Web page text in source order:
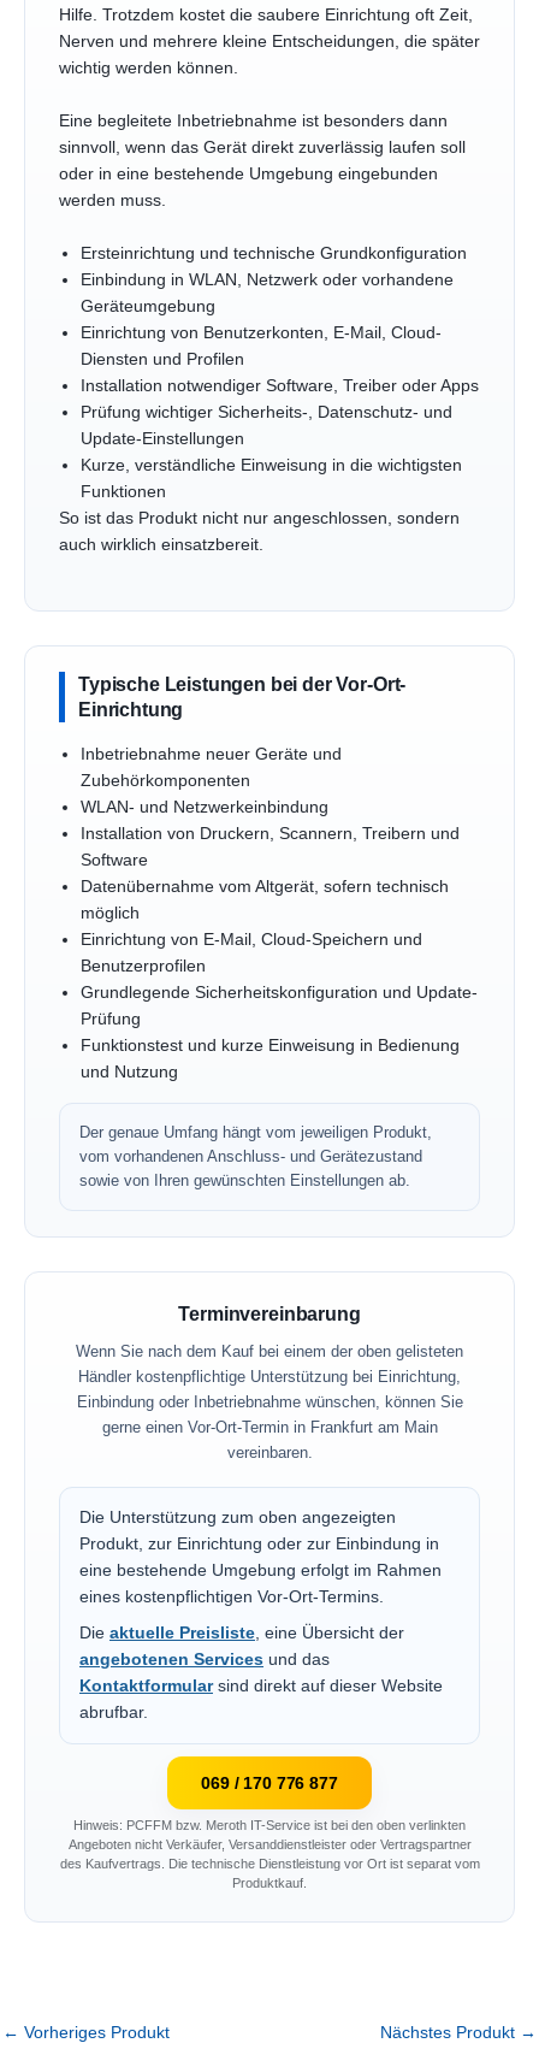
Hilfe. Trotzdem kostet die saubere Einrichtung oft Zeit,
Nerven und mehrere kleine Entscheidungen, die später
wichtig werden können.
Eine begleitete Inbetriebnahme ist besonders dann
sinnvoll, wenn das Gerät direkt zuverlässig laufen soll
oder in eine bestehende Umgebung eingebunden
werden muss.
Ersteinrichtung und technische Grundkonfiguration
Einbindung in WLAN, Netzwerk oder vorhandene
Geräteumgebung
Einrichtung von Benutzerkonten, E-Mail, Cloud-
Diensten und Profilen
Installation notwendiger Software, Treiber oder Apps
Prüfung wichtiger Sicherheits-, Datenschutz- und
Update-Einstellungen
Kurze, verständliche Einweisung in die wichtigsten
Funktionen
So ist das Produkt nicht nur angeschlossen, sondern
auch wirklich einsatzbereit.
Typische Leistungen bei der Vor-Ort-
Einrichtung
Inbetriebnahme neuer Geräte und
Zubehörkomponenten
WLAN- und Netzwerkeinbindung
Installation von Druckern, Scannern, Treibern und
Software
Datenübernahme vom Altgerät, sofern technisch
möglich
Einrichtung von E-Mail, Cloud-Speichern und
Benutzerprofilen
Grundlegende Sicherheitskonfiguration und Update-
Prüfung
Funktionstest und kurze Einweisung in Bedienung
und Nutzung
Der genaue Umfang hängt vom jeweiligen Produkt,
vom vorhandenen Anschluss- und Gerätezustand
sowie von Ihren gewünschten Einstellungen ab.
Terminvereinbarung
Wenn Sie nach dem Kauf bei einem der oben gelisteten
Händler kostenpflichtige Unterstützung bei Einrichtung,
Einbindung oder Inbetriebnahme wünschen, können Sie
gerne einen Vor-Ort-Termin in Frankfurt am Main
vereinbaren.
Die Unterstützung zum oben angezeigten
Produkt, zur Einrichtung oder zur Einbindung in
eine bestehende Umgebung erfolgt im Rahmen
eines kostenpflichtigen Vor-Ort-Termins.
Die aktuelle Preisliste , eine Übersicht der
angebotenen Services und das
Kontaktformularsind direkt auf dieser Website
abrufbar.
069 / 170 776 877
Hinweis: PCFFM bzw. Meroth IT-Service ist bei den oben verlinkten
Angeboten nicht Verkäufer, Versanddienstleister oder Vertragspartner
des Kaufvertrags. Die technische Dienstleistung vor Ort ist separat vom
Produktkauf.
← Vorheriges Produkt Nächstes Produkt →